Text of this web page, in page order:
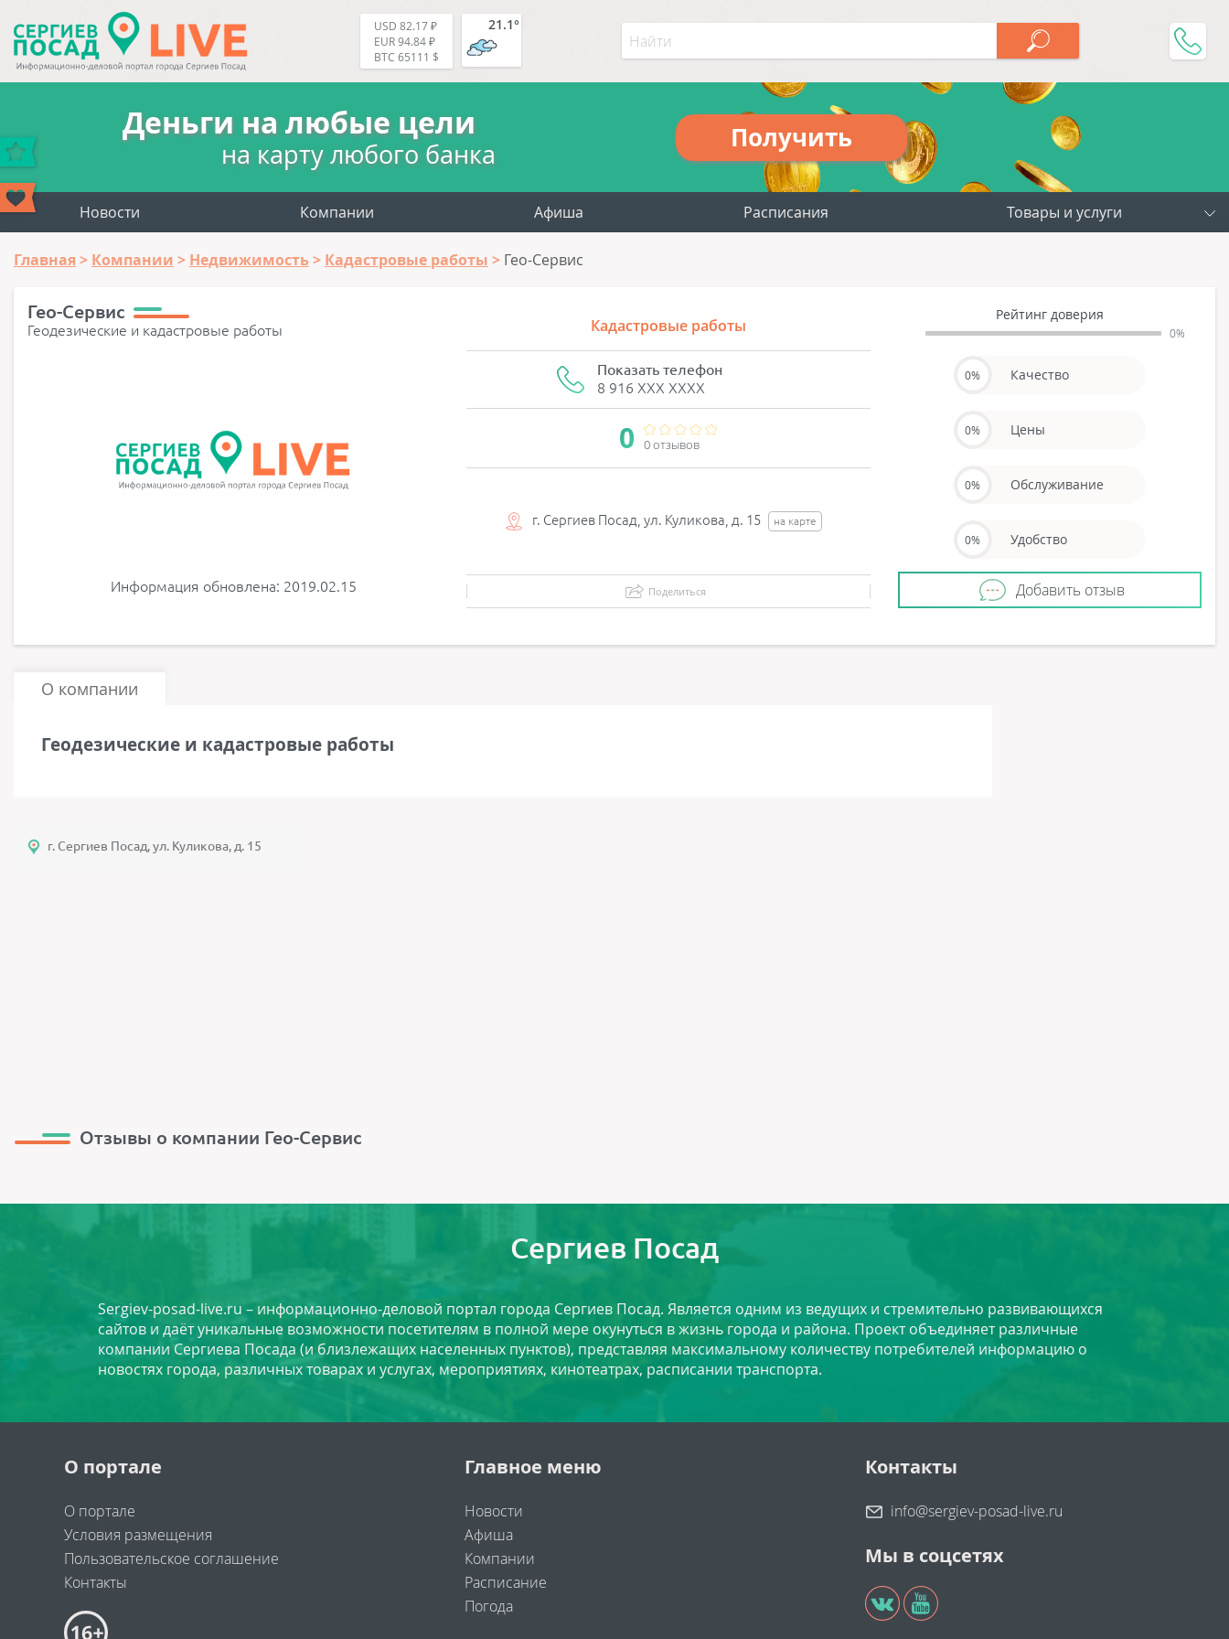
USD 82.17 ₽
EUR 94.84 ₽
BTC 65111 $
21.1°
Деньги на любые цели
на карту любого банка
Получить
Новости Компании Афиша Расписания Товары и услуги
Главная Компании Недвижимость Кадастровые работы Гео-Сервис
Гео-Сервис
Геодезические и кадастровые работы
Информация обновлена: 2019.02.15
Кадастровые работы
Показать телефон
8 916 XXX XXXX
0 0 отзывов
г. Сергиев Посад, ул. Куликова, д. 15 на карте
Поделиться
Рейтинг доверия
0%
0% Качество
0% Цены
0% Обслуживание
0% Удобство
Добавить отзыв
О компании
Геодезические и кадастровые работы
г. Сергиев Посад, ул. Куликова, д. 15
Отзывы о компании Гео-Сервис
Сергиев Посад
Sergiev-posad-live.ru – информационно-деловой портал города Сергиев Посад. Является одним из ведущих и стремительно развивающихся
сайтов и даёт уникальные возможности посетителям в полной мере окунуться в жизнь города и района. Проект объединяет различные
компании Сергиева Посада (и близлежащих населенных пунктов), представляя максимальному количеству потребителей информацию о
новостях города, различных товарах и услугах, мероприятиях, кинотеатрах, расписании транспорта.
О портале
О портале
Условия размещения
Пользовательское соглашение
Контакты
Главное меню
Новости
Афиша
Компании
Расписание
Погода
Контакты
info@sergiev-posad-live.ru
Мы в соцсетях